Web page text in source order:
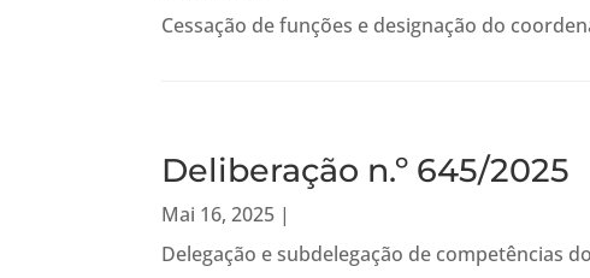
Cessação de funções e designação do
Deliberação n.º 645/2025
Mai 16, 2025 |
Delegação e subdelegação de competências